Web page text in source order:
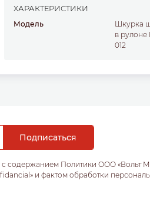
ХАРАКТЕРИСТИКИ
Модель
Шкурка шлифовальная
в рулоне
012
содержанием Политики ООО «Вольт
и фактом обработки